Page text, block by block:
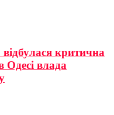
відбулася критична
Одесі влада